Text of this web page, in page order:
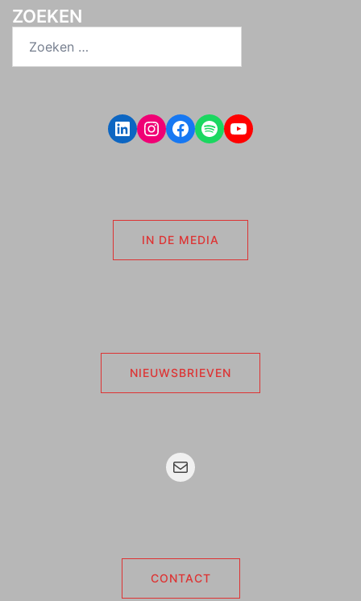
ZOEKEN
naar:
LinkedIn
Instagram
Facebook
SpotifyYouTube
IN DE MEDIA
NIEUWSBRIEVEN
Mail
CONTACT